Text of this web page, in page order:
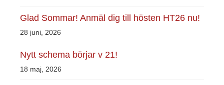
Glad Sommar! Anmäl dig till hösten HT26 nu!
28 juni, 2026
Nytt schema börjar v 21!
18 maj, 2026